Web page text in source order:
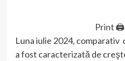
Print 🖨
Luna iulie 2024,
a fost caracterizată de